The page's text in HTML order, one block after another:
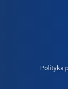
Polityka